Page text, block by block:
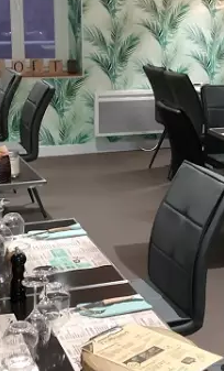
saint-macaire-en-mauges -